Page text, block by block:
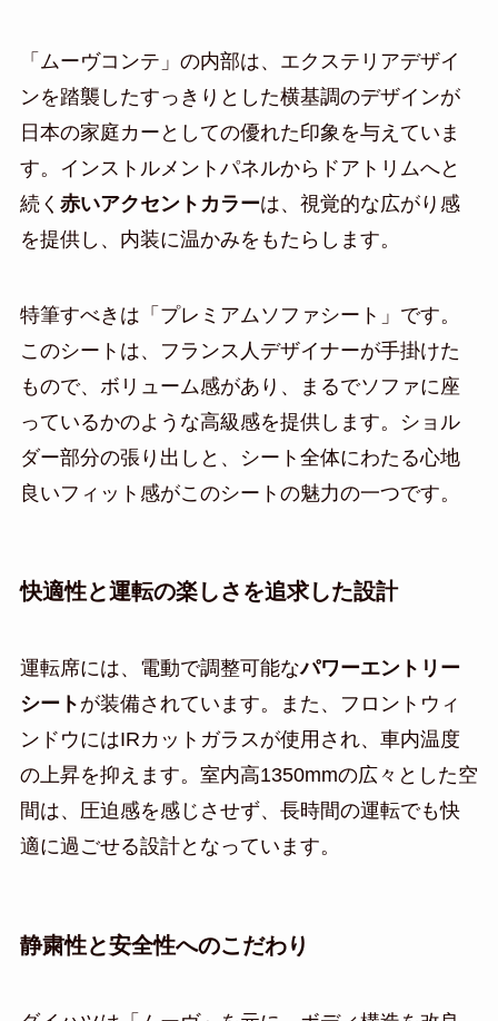
「ムーヴコンテ」の内部は、エクステリアデザイ
ンを踏襲したすっきりとした横基調のデザインが
日本の家庭カーとしての優れた印象を与えていま
す。インストルメントパネルからドアトリムへと
続く 赤いアクセントカラーは、視覚的な広がり感
を提供し、内装に温かみをもたらします。
特筆すべきは「プレミアムソファシート」です。
このシートは、フランス人デザイナーが手掛けた
もので、ボリューム感があり、まるでソファに座
っているかのような高級感を提供します。ショル
ダー部分の張り出しと、シート全体にわたる心地
良いフィット感がこのシートの魅力の一つです。
快適性と運転の楽しさを追求した設計
運転席には、電動で調整可能なパワーエントリー
シート が装備されています。また、フロントウィ
ンドウにはIRカットガラスが使用され、車内温度
の上昇を抑えます。室内高1350mmの広々とした空
間は、圧迫感を感じさせず、長時間の運転でも快
適に過ごせる設計となっています。
静粛性と安全性へのこだわり